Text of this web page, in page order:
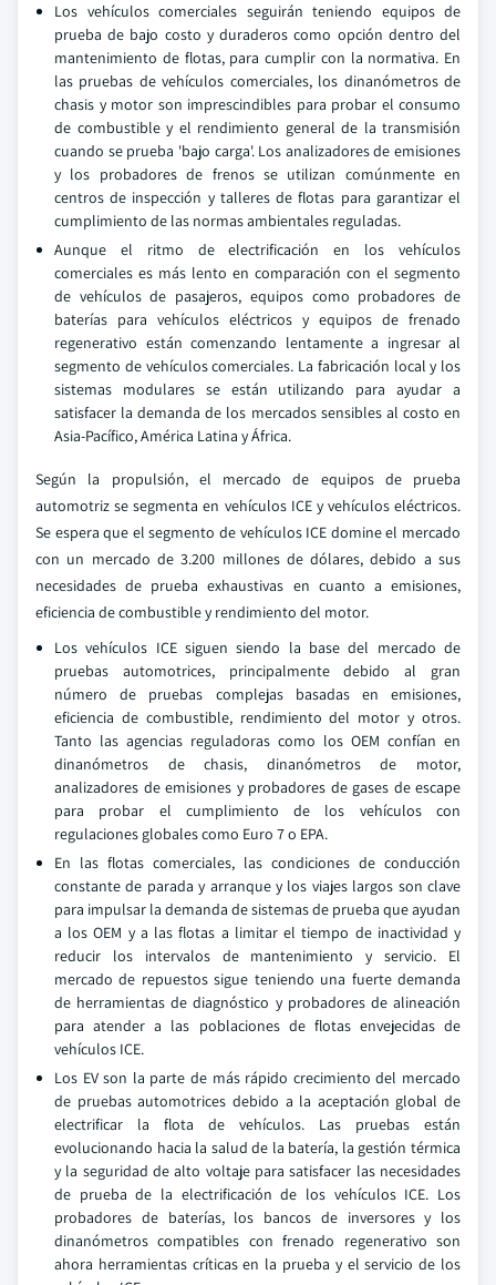
Los vehículos comerciales seguirán teniendo equipos de
prueba de bajo costo y duraderos como opción dentro del
mantenimiento de flotas, para cumplir con la normativa. En
las pruebas de vehículos comerciales, los dinanómetros de
chasis y motor son imprescindibles para probar el consumo
de combustible y el rendimiento general de la transmisión
cuando se prueba 'bajo carga'. Los analizadores de emisiones
y los probadores de frenos se utilizan comúnmente en
centros de inspección y talleres de flotas para garantizar el
cumplimiento de las normas ambientales reguladas.
Aunque el ritmo de electrificación en los vehículos
comerciales es más lento en comparación con el segmento
de vehículos de pasajeros, equipos como probadores de
baterías para vehículos eléctricos y equipos de frenado
regenerativo están comenzando lentamente a ingresar al
segmento de vehículos comerciales. La fabricación local y los
sistemas modulares se están utilizando para ayudar a
satisfacer la demanda de los mercados sensibles al costo en
Asia-Pacífico, América Latina y África.
Según la propulsión, el mercado de equipos de prueba
automotriz se segmenta en vehículos ICE y vehículos eléctricos.
Se espera que el segmento de vehículos ICE domine el mercado
con un mercado de 3.200 millones de dólares, debido a sus
necesidades de prueba exhaustivas en cuanto a emisiones,
eficiencia de combustible y rendimiento del motor.
Los vehículos ICE siguen siendo la base del mercado de
pruebas automotrices, principalmente debido al gran
número de pruebas complejas basadas en emisiones,
eficiencia de combustible, rendimiento del motor y otros.
Tanto las agencias reguladoras como los OEM confían en
dinanómetros de chasis, dinanómetros de motor,
analizadores de emisiones y probadores de gases de escape
para probar el cumplimiento de los vehículos con
regulaciones globales como Euro 7 o EPA.
En las flotas comerciales, las condiciones de conducción
constante de parada y arranque y los viajes largos son clave
para impulsar la demanda de sistemas de prueba que ayudan
a los OEM y a las flotas a limitar el tiempo de inactividad y
reducir los intervalos de mantenimiento y servicio. El
mercado de repuestos sigue teniendo una fuerte demanda
de herramientas de diagnóstico y probadores de alineación
para atender a las poblaciones de flotas envejecidas de
vehículos ICE.
Los EV son la parte de más rápido crecimiento del mercado
de pruebas automotrices debido a la aceptación global de
electrificar la flota de vehículos. Las pruebas están
evolucionando hacia la salud de la batería, la gestión térmica
y la seguridad de alto voltaje para satisfacer las necesidades
de prueba de la electrificación de los vehículos ICE. Los
probadores de baterías, los bancos de inversores y los
dinanómetros compatibles con frenado regenerativo son
ahora herramientas críticas en la prueba y el servicio de los